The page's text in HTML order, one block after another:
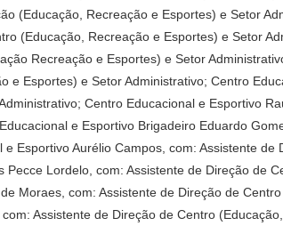
(Educação, Recreação e Esportes) e Setor
(Educação, Recreação e Esportes) e Setor
Recreação e Esportes) e Setor
e Esportes) e Setor Administrativo; Centro
Centro Educacional e Esportivo
e Esportivo Brigadeiro Eduardo
Esportivo Aurélio Campos, com: Assistente
Lordelo, com: Assistente de Direção de
Moraes, com: Assistente de Direção de
Assistente de Direção de Centro